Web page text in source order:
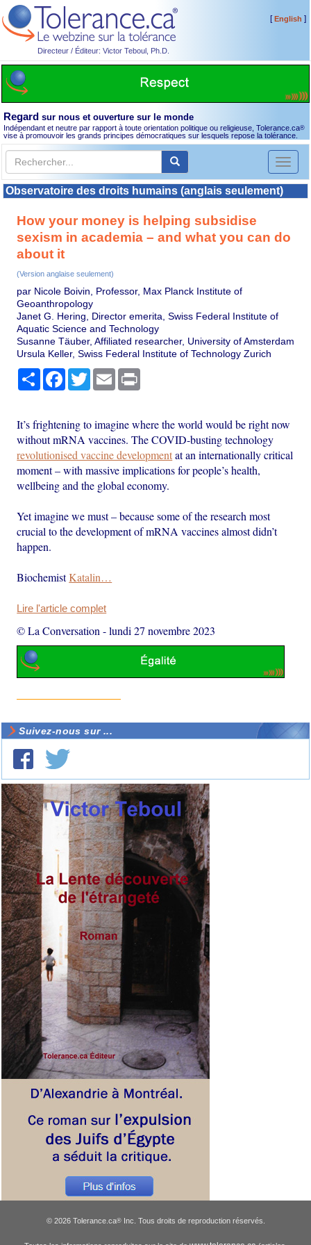
Directeur / Éditeur: Victor Teboul, Ph.D.
[English ]
Regard sur nous et ouverture sur le monde
Indépendant et neutre par rapport à toute orientation politique ou religieuse, Tolerance.ca®
vise à promouvoir les grands principes démocratiques sur lesquels repose la tolérance.
Toggle
Observatoire des droits humains (anglais seulement)
How your money is helping subsidise
sexism in academia – and what you can do
about it
(Version anglaise seulement)
par Nicole Boivin, Professor, Max Planck Institute of
Geoanthropology
Janet G. Hering, Director emerita, Swiss Federal Institute of
Aquatic Science and Technology
Susanne Täuber, Affiliated researcher, University of Amsterdam
Ursula Keller, Swiss Federal Institute of Technology Zurich
PartagerFacebook
TwitterEmail
It’s frightening to imagine where the world would be right now
without mRNA vaccines. The COVID-busting technology
revolutionised vaccine developmentat an internationally critical
moment – with massive implications for people’s health,
wellbeing and the global economy.
Yet imagine we must – because some of the research most
crucial to the development of mRNA vaccines almost didn’t
happen.
BiochemistKatalin…
Lire l'article complet
© La Conversation -lundi 27 novembre 2023
Suivez-nous sur ...
© 2026 Tolerance.ca®Inc. Tous droits de reproduction réservés.